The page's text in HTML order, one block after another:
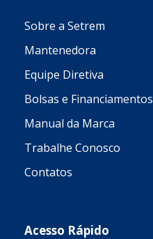
Sobre a Setrem
Mantenedora
Equipe Diretiva
Bolsas e Financiamentos
Manual da Marca
Trabalhe Conosco
Contatos
Acesso Rápido